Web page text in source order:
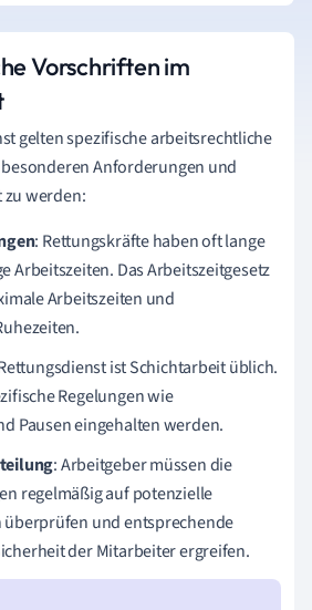
Vorschriften im
gelten spezifische arbeitsrechtliche
Anforderungen und
zu werden:
: Rettungskräfte haben oft lange
Arbeitszeiten. Das Arbeitszeitgesetz
Arbeitszeiten und
ist Schichtarbeit üblich.
Regelungen wie
Pausen eingehalten werden.
: Arbeitgeber müssen die
regelmäßig auf potenzielle
und entsprechende
der Mitarbeiter ergreifen.